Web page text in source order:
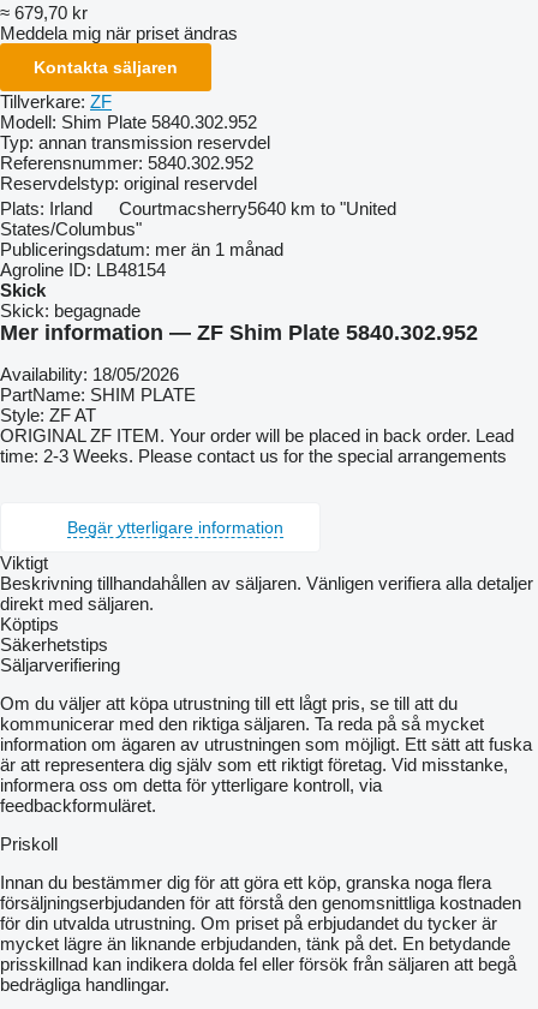
≈ 679,70 kr
Meddela mig när priset ändras
Kontakta säljaren
Tillverkare: ZF
Modell: Shim Plate 5840.302.952
Typ: annan transmission reservdel
Referensnummer: 5840.302.952
Reservdelstyp: original reservdel
Plats: Irland Courtmacsherry5640 km to "United
States/Columbus"
Publiceringsdatum: mer än 1 månad
Agroline ID: LB48154
Skick
Skick: begagnade
Mer information — ZF Shim Plate 5840.302.952
Availability: 18/05/2026
PartName: SHIM PLATE
Style: ZF AT
ORIGINAL ZF ITEM. Your order will be placed in back order. Lead
time: 2-3 Weeks. Please contact us for the special arrangements
Begär ytterligare information
Viktigt
Beskrivning tillhandahållen av säljaren. Vänligen verifiera alla detaljer
direkt med säljaren.
Köptips
Säkerhetstips
Säljarverifiering
Om du väljer att köpa utrustning till ett lågt pris, se till att du
kommunicerar med den riktiga säljaren. Ta reda på så mycket
information om ägaren av utrustningen som möjligt. Ett sätt att fuska
är att representera dig själv som ett riktigt företag. Vid misstanke,
informera oss om detta för ytterligare kontroll, via
feedbackformuläret.
Priskoll
Innan du bestämmer dig för att göra ett köp, granska noga flera
försäljningserbjudanden för att förstå den genomsnittliga kostnaden
för din utvalda utrustning. Om priset på erbjudandet du tycker är
mycket lägre än liknande erbjudanden, tänk på det. En betydande
prisskillnad kan indikera dolda fel eller försök från säljaren att begå
bedrägliga handlingar.